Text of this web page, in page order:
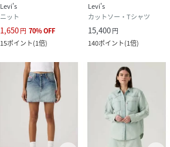
Levi's
ニット
1,650円 70%OFF
15ポイント(1倍)
Levi's
カットソー・Tシャツ
15,400円
140ポイント(1倍)